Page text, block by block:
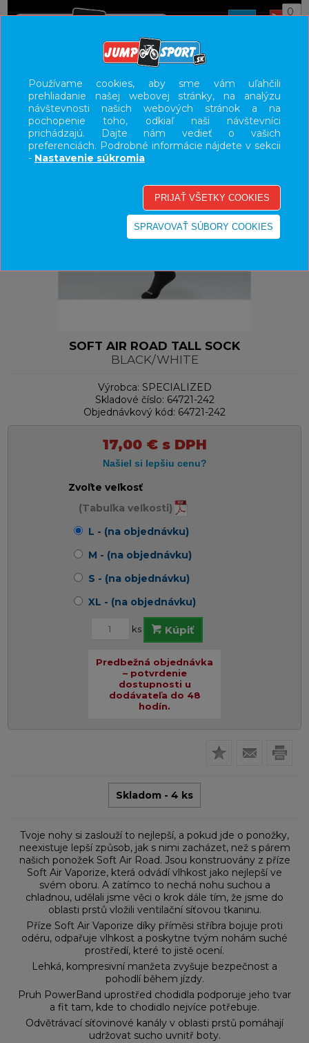
0
UŽÍVATEĽSKÝ PANEL
KATEGÓRIE
HLAVNÉ MENU
SOFT AIR ROAD TALL SOCK
BLACK/WHITE
Výrobca: SPECIALIZED
Skladové číslo: 64721-242
Objednávkový kód: 64721-242
17,00 €s DPH
Zvoľte veľkosť
(Tabuľka veľkosti)
L - (na objednávku)
M - (na objednávku)
S - (na objednávku)
XL - (na objednávku)
ks Kúpiť
Predbežná objednávka
– potvrdenie
dostupnosti u
dodávateľa do 48
hodín.
Skladom - 4 ks
Tvoje nohy si zaslouží to nejlepší, a pokud jde o ponožky,
neexistuje lepší způsob, jak s nimi zacházet, než s párem
našich ponožek Soft Air Road. Jsou konstruovány z příze
Soft Air Vaporize, která odvádí vlhkost jako nejlepší ve
svém oboru. A zatímco to nechá nohu suchou a
chladnou, udělali jsme věci o krok dále tím, že jsme do
oblasti prstů vložili ventilační síťovou tkaninu.
Příze Soft Air Vaporize díky příměsi stříbra bojuje proti
odéru, odpařuje vlhkost a poskytne tvým nohám suché
prostředí, které to jistě ocení.
Lehká, kompresivní manžeta zvyšuje bezpečnost a
pohodlí během jízdy.
Pruh PowerBand uprostřed chodidla podporuje jeho tvar
a fit tam, kde to chodidlo nejvíce potřebuje.
Odvětrávací síťovinové kanály v oblasti prstů pomáhají
udržovat sucho uvnitř boty.
Používame cookies, aby sme vám uľahčili
prehliadanie našej webovej stránky, na analýzu
návštevnosti našich webových stránok a na
pochopenie toho, odkiaľ naši návštevníci
prichádzajú. Dajte nám vedieť o vašich
preferenciách. Podrobné informácie nájdete v sekcii
- Nastavenie súkromia